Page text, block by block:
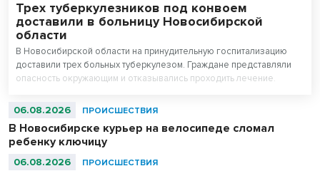
Трех туберкулезников под конвоем
доставили в больницу Новосибирской
области
В Новосибирской области на принудительную госпитализацию
доставили трех больных туберкулезом. Граждане представляли
опасность окружающим и отказывались проходить лечение.
06.08.2026 ПРОИСШЕСТВИЯ
В Новосибирске курьер на велосипеде сломал
ребенку ключицу
06.08.2026 ПРОИСШЕСТВИЯ